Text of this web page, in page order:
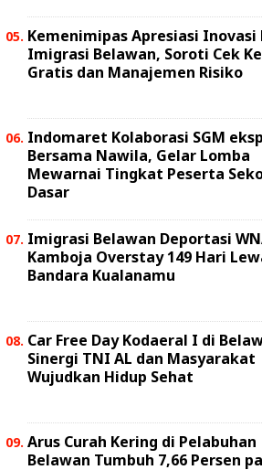
Kemenimipas Apresiasi Inovasi
Imigrasi Belawan, Soroti Cek
Gratis dan Manajemen Risiko
Indomaret Kolaborasi SGM
Bersama Nawila, Gelar Lomba
Mewarnai Tingkat Peserta
Dasar
Imigrasi Belawan Deportasi
Kamboja Overstay 149 Hari
Bandara Kualanamu
Car Free Day Kodaeral I di
Sinergi TNI AL dan Masyarakat
Wujudkan Hidup Sehat
Arus Curah Kering di Pelabuhan
Belawan Tumbuh 7,66 Persen